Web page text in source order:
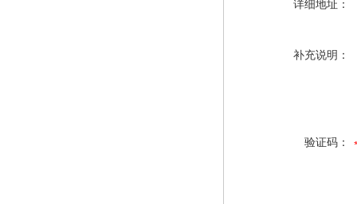
详细地址：
补充说明：
验证码：